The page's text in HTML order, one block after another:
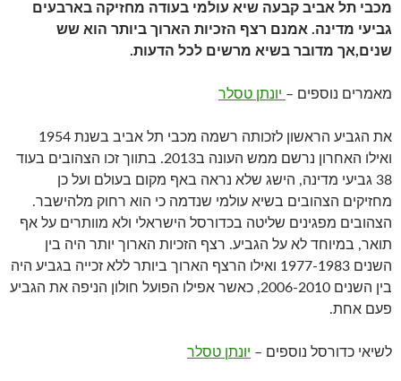
מכבי תל אביב קבעה שיא עולמי בעודה מחזיקה בארבעים
גביעי מדינה. אמנם רצף הזכיות הארוך ביותר הוא שש
שנים,אך מדובר בשיא מרשים לכל הדעות.
מאמרים נוספים – יונתן טסלר
את הגביע הראשון לזכותה רשמה מכבי תל אביב בשנת 1954
ואילו האחרון נרשם ממש העונה ב2013. בתווך זכו הצהובים בעוד
38 גביעי מדינה, הישג שלא נראה באף מקום בעולם ועל כן
מחזיקים הצהובים בשיא עולמי שנדמה כי הוא רחוק מלהישבר.
הצהובים מפגינים שליטה בכדורסל הישראלי ולא מוותרים על אף
תואר, במיוחד לא על הגביע. רצף הזכיות הארוך יותר היה בין
השנים 1977-1983 ואילו הרצף הארוך ביותר ללא זכייה בגביע היה
בין השנים 2006-2010, כאשר אפילו הפועל חולון הניפה את הגביע
פעם אחת.
לשיאי כדורסל נוספים – יונתן טסלר